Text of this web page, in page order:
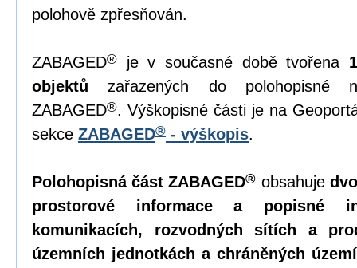
polohově zpřesňován.
ZABAGED® je v současné době tvořena
objektů zařazených do polohopisné
ZABAGED®. Výškopisné části je na
sekce ZABAGED® - výškopis.
Polohopisná část ZABAGED® obsahuje
prostorové informace a popisné
komunikacích, rozvodných sítích a
územních jednotkách a chráněných